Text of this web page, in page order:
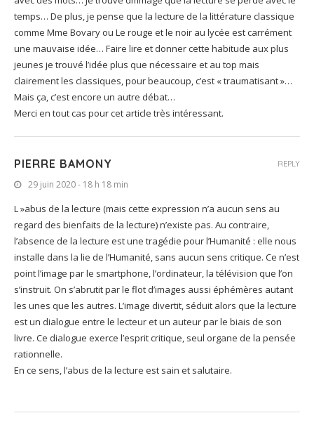
temps… De plus, je pense que la lecture de la littérature classique
comme Mme Bovary ou Le rouge et le noir au lycée est carrément
une mauvaise idée… Faire lire et donner cette habitude aux plus
jeunes je trouvé l’idée plus que nécessaire et au top mais
clairement les classiques, pour beaucoup, c’est « traumatisant »…
Mais ça, c’est encore un autre débat…
Merci en tout cas pour cet article très intéressant.
PIERRE BAMONY
29 juin 2020 - 18 h 18 min
L »abus de la lecture (mais cette expression n’a aucun sens au
regard des bienfaits de la lecture) n’existe pas. Au contraire,
l’absence de la lecture est une tragédie pour l’Humanité : elle nous
installe dans la lie de l’Humanité, sans aucun sens critique. Ce n’est
point l’image par le smartphone, l’ordinateur, la télévision que l’on
s’instruit. On s’abrutit par le flot d’images aussi éphémères autant
les unes que les autres. L’image divertit, séduit alors que la lecture
est un dialogue entre le lecteur et un auteur par le biais de son
livre. Ce dialogue exerce l’esprit critique, seul organe de la pensée
rationnelle.
En ce sens, l’abus de la lecture est sain et salutaire.
REPLY